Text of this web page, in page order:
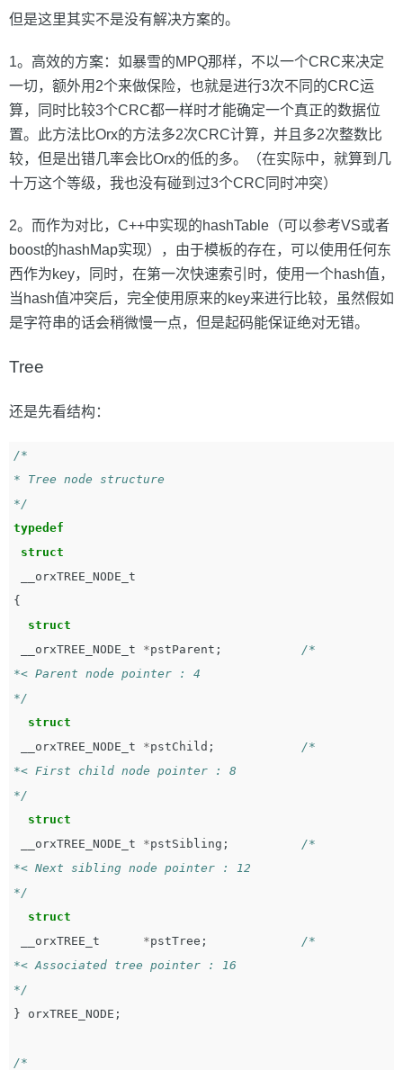
但是这里其实不是没有解决方案的。
1。高效的方案：如暴雪的MPQ那样，不以一个CRC来决定
一切，额外用2个来做保险，也就是进行3次不同的CRC运
算，同时比较3个CRC都一样时才能确定一个真正的数据位
置。此方法比Orx的方法多2次CRC计算，并且多2次整数比
较，但是出错几率会比Orx的低的多。（在实际中，就算到几
十万这个等级，我也没有碰到过3个CRC同时冲突）
2。而作为对比，C++中实现的hashTable（可以参考VS或者
boost的hashMap实现），由于模板的存在，可以使用任何东
西作为key，同时，在第一次快速索引时，使用一个hash值，
当hash值冲突后，完全使用原来的key来进行比较，虽然假如
是字符串的话会稍微慢一点，但是起码能保证绝对无错。
Tree
还是先看结构：
/*
* Tree node structure
*/
typedef
struct
__orxTREE_NODE_t
{
struct
__orxTREE_NODE_t
*pstParent ;
/*
*< Parent node pointer : 4
*/
struct
__orxTREE_NODE_t
*pstChild ;
/*
*< First child node pointer : 8
*/
struct
__orxTREE_NODE_t
*pstSibling ;
/*
*< Next sibling node pointer : 12
*/
struct
__orxTREE_t
*pstTree ;
/*
*< Associated tree pointer : 16
*/
}
orxTREE_NODE ;
/*